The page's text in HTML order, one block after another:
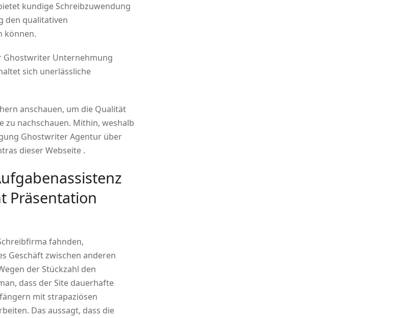
kundige Schreibzuwendung
den qualitativen
können.
Ghostwriter Unternehmung
sich unerlässliche
anschauen, um die Qualität
zu nachschauen. Mithin, weshalb
Ghostwriter Agentur über
dieser Webseite .
Präsentation
fahnden,
Geschäft zwischen anderen
der Stückzahl den
dass der Site dauerhafte
mit strapaziösen
Das aussagt, dass die